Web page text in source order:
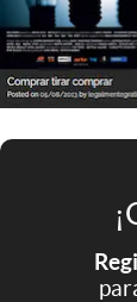
El Cronista Studio
Mediakit
abre en nueva